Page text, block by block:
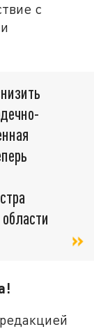
с